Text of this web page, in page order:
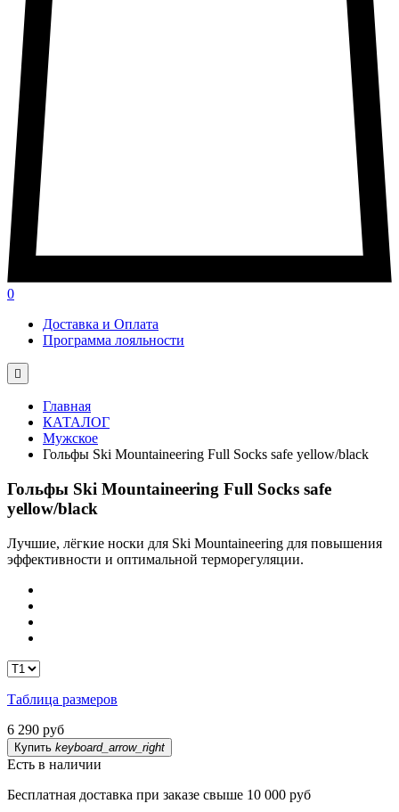
0
Доставка и Оплата
Программа лояльности

Главная
КАТАЛОГ
Мужское
Гольфы Ski Mountaineering Full Socks safe yellow/black
Гольфы Ski Mountaineering Full Socks safe
yellow/black
Лучшие, лёгкие носки для Ski Mountaineering для повышения
эффективности и оптимальной терморегуляции.
Таблица размеров
6 290 руб
Купить keyboard_arrow_right
Есть в наличии
Бесплатная доставка при заказе свыше 10 000 руб